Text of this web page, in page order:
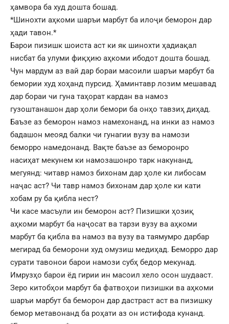
ҳамвора ба худ дошта бошад.
*Шинохти аҳкоми шаръи марбут ба илоҷи беморон дар
ҳади тавон.*
Барои пизишк шоиста аст ки як шинохти ҳадиақал
нисбат ба улуми фиқҳию аҳкоми ибодот дошта бошад.
Чун мардум аз вай дар бораи масоили шаръи марбут ба
бемории худ хоҳанд пурсид. Ҳаминтавр лозим мешавад
дар бораи чи гуна таҳорат кардан ва намоз
гузоштанашон дар ҳоли бемори ба онҳо тавзиҳ диҳад.
Баъзе аз беморон намоз намехонанд, на инки аз намоз
бадашон меояд балки чи гунагии вузу ва намози
беморро намедонанд. Вақте баъзе аз беморонро
насиҳат мекунем ки намозашонро тарк накунанд,
мегуянд: читавр намоз бихонам дар ҳоле ки либосам
наҷас аст? Чи тавр намоз бихонам дар ҳоле ки кати
хобам ру ба қибла нест?
Чи касе масъули ин беморон аст? Пизишки ҳозиқ
аҳкоми марбут ба наҷосат ва тарзи вузу ва аҳкоми
марбут ба қибла ва намоз ва вузу ва таямумро дарбар
мегирад ба беморони худ омузиш медиҳад. Беморро дар
сурати тавонои барои намози субҳ бедор мекунад.
Имрузҳо барои ёд гирии ин масоил хело осон шудааст.
Зеро китобҳои марбут ба фатвоҳои пизишки ва аҳкоми
шаръи марбут ба беморон дар дастраст аст ва пизишку
бемор метавонанд ба роҳати аз он истифода кунанд.